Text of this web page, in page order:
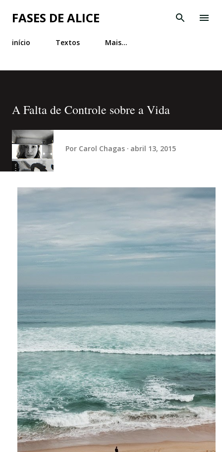
Pular para o conteúdo principal
FASES DE ALICE
início Textos Mais…
A Falta de Controle sobre a Vida
Por Carol Chagas abril 13, 2015